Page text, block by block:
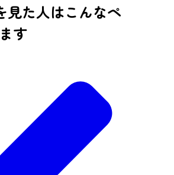
見た人はこんなペ
す